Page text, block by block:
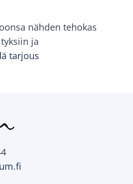
nähden tehokas
ja
tarjous